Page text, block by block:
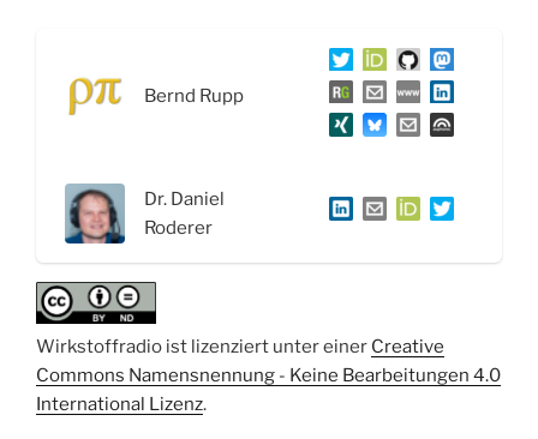
Cryo-
Elektronenmikroskopie
mit
Daniel
Roderer“
Bernd Rupp
Dr. Daniel
Roderer
Wirkstoffradio ist lizenziert unter einer Creative
Commons Namensnennung - Keine Bearbeitungen 4.0
International Lizenz.